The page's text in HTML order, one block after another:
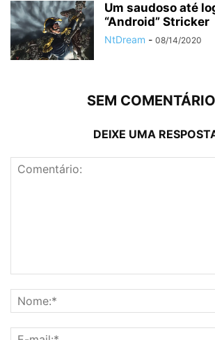
Um saudoso até
“Android” Stricker
NtDream - 08/14/2020
SEM
DEIXE UMA